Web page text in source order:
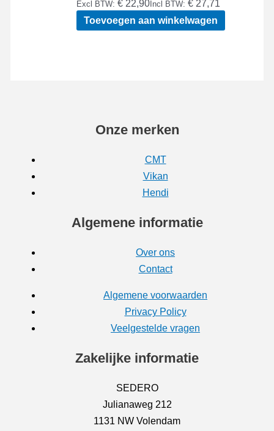
Excl BTW: € 22,90Incl BTW: € 27,71
Toevoegen aan winkelwagen
Onze merken
CMT
Vikan
Hendi
Algemene informatie
Over ons
Contact
Algemene voorwaarden
Privacy Policy
Veelgestelde vragen
Zakelijke informatie
SEDERO
Julianaweg 212
1131 NW Volendam